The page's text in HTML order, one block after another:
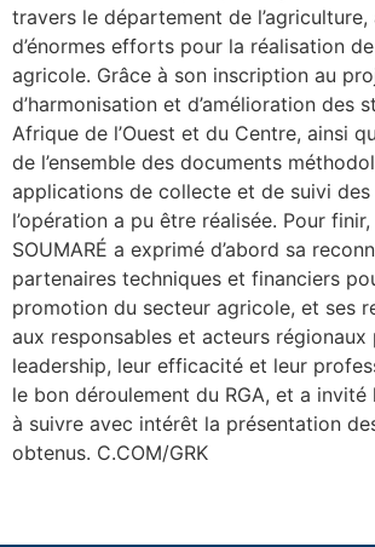
travers le département de l’agriculture,
d’énormes efforts pour la réalisation
agricole. Grâce à son inscription au
d’harmonisation et d’amélioration des
Afrique de l’Ouest et du Centre, ainsi
de l’ensemble des documents
applications de collecte et de suivi des
l’opération a pu être réalisée. Pour finir,
SOUMARÉ a exprimé d’abord sa
partenaires techniques et financiers
promotion du secteur agricole, et ses
aux responsables et acteurs régionaux
leadership, leur efficacité et leur
le bon déroulement du RGA, et a
à suivre avec intérêt la présentation
obtenus. C.COM/GRK